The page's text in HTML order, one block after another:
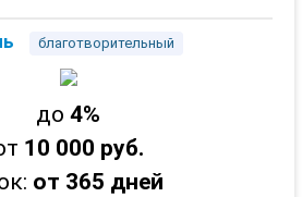
благотворительный
до4%
10 000 руб.
от 365 дней